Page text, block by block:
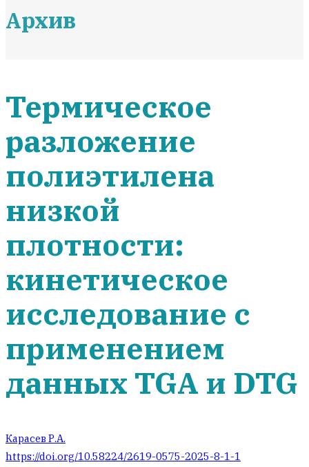
Архив
Термическое
разложение
полиэтилена
низкой
плотности:
кинетическое
исследование с
применением
данных TGA и DTG
Карасев Р.А.
https://doi.org/10.58224/2619-0575-2025-8-1-1